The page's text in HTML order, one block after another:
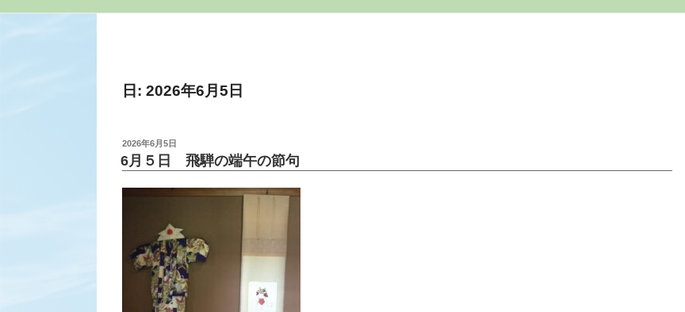
日: 2026年6月5日
投
稿
日:
2026年6月5日
6月５日 飛騨の端午の節句